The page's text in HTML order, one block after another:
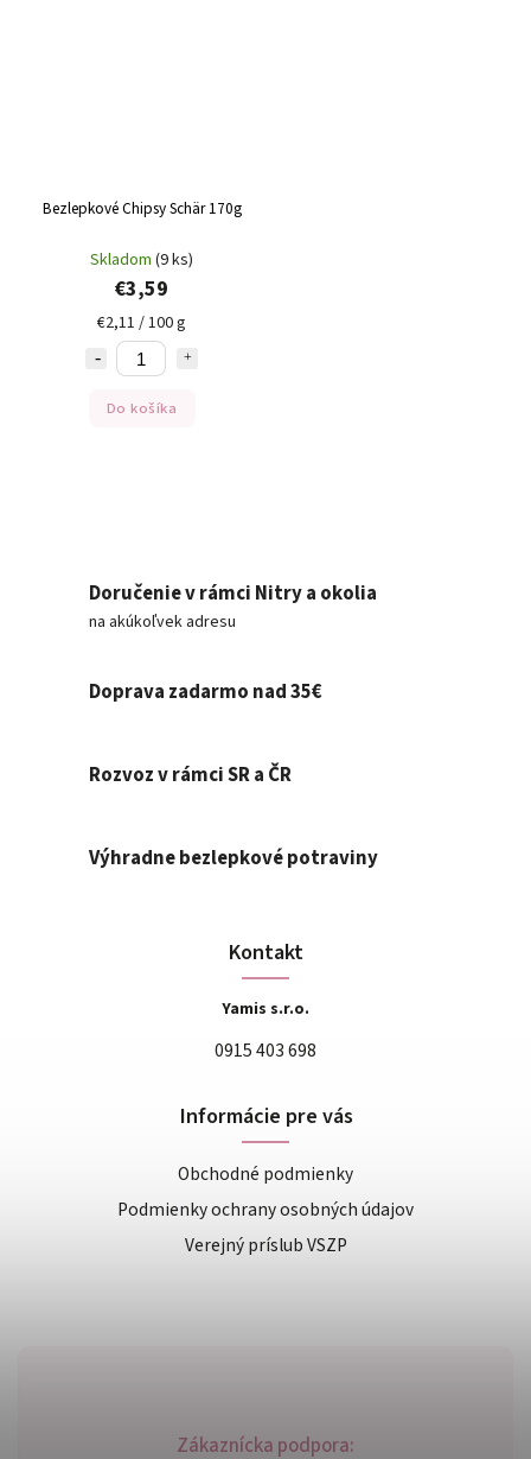
Bezlepkové Chipsy Schär 170g
Skladom (9 ks)
€3,59
€2,11 / 100 g
Do košíka
Doručenie v rámci Nitry a okolia
na akúkoľvek adresu
Doprava zadarmo nad 35€
Rozvoz v rámci SR a ČR
Výhradne bezlepkové potraviny
Zákaznícka podpora:
Kontakt
Yamis s.r.o.
0915 403 698
Informácie pre vás
Obchodné podmienky
Podmienky ochrany osobných údajov
Verejný príslub VSZP